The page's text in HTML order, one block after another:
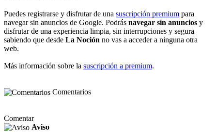
Puedes registrarse y disfrutar de una suscripción premium para
navegar sin anuncios de Google. Podrás navegar sin anuncios y
disfrutar de una experiencia limpia, sin interrupciones y segura
sabiendo que desde La Noción no vas a acceder a ninguna otra
web.
Más información sobre la suscripción a premium.
Comentarios
Comentar
Aviso